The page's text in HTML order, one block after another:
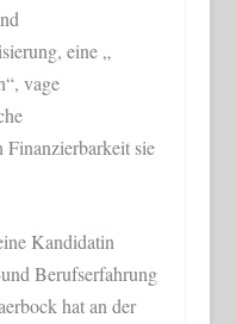
eine „
vage
Finanzierbarkeit sie
Kandidatin
Berufserfahrung
hat an der